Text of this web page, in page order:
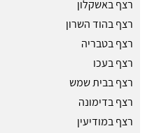
רצף באשקלון
רצף בהוד השרון
רצף בטבריה
רצף בעכו
רצף בבית שמש
רצף בדימונה
רצף במודיעין